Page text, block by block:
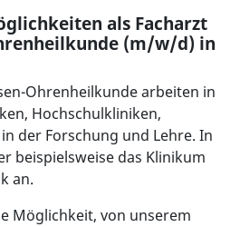
als Facharzt
(m/w/d) in
Ohrenheilkunde arbeiten in
Hochschulkliniken,
der Forschung und Lehre. In
beispielsweise das Klinikum
an.
Möglichkeit, von unserem